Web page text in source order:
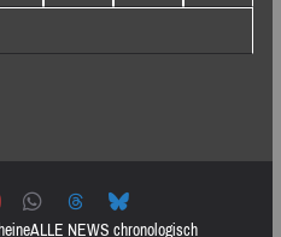
ALLE NEWS chronologisch